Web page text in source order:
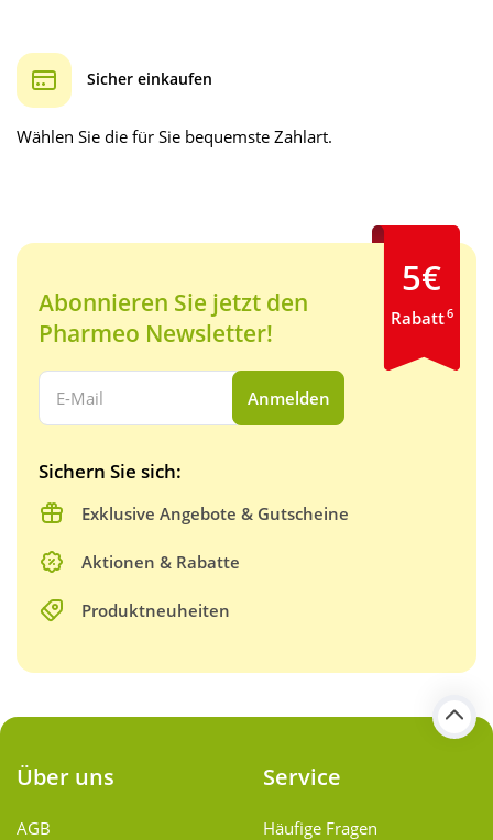
Sicher einkaufen
Wählen Sie die für Sie bequemste Zahlart.
Abonnieren Sie jetzt den
Pharmeo Newsletter!
Ihre E-Mail Adresse:
Anmelden
Sichern Sie sich:
Exklusive Angebote & Gutscheine
Aktionen & Rabatte
Produktneuheiten
5€
Rabatt6
Über uns
AGB
Service
Häufige Fragen